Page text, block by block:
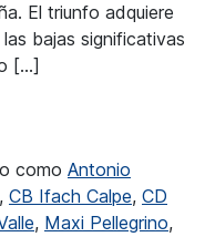
El triunfo adquiere
bajas significativas
[…]
como Antonio
, CB Ifach Calpe, CD
, Maxi Pellegrino,